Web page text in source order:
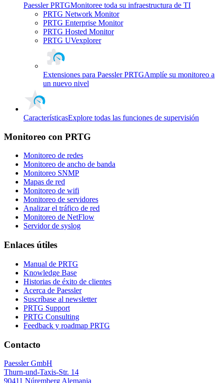
Paessler PRTGMonitoree toda su infraestructura de TI
PRTG Network Monitor
PRTG Enterprise Monitor
PRTG Hosted Monitor
PRTG UVexplorer
Extensiones para Paessler PRTGAmplíe su monitoreo a
un nuevo nivel
CaracterísticasExplore todas las funciones de supervisión
Monitoreo con PRTG
Monitoreo de redes
Monitoreo de ancho de banda
Monitoreo SNMP
Mapas de red
Monitoreo de wifi
Monitoreo de servidores
Analizar el tráfico de red
Monitoreo de NetFlow
Servidor de syslog
Enlaces útiles
Manual de PRTG
Knowledge Base
Historias de éxito de clientes
Acerca de Paessler
Suscríbase al newsletter
PRTG Support
PRTG Consulting
Feedback y roadmap PRTG
Contacto
Paessler GmbH
Thurn-und-Taxis-Str. 14
90411 Núremberg Alemania